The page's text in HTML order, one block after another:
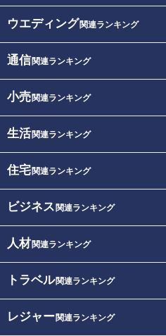
ウエディング関連ランキング
通信関連ランキング
小売関連ランキング
生活関連ランキング
住宅関連ランキング
ビジネス 関連ランキング
人材関連ランキング
トラベル関連ランキング
レジャー関連ランキング